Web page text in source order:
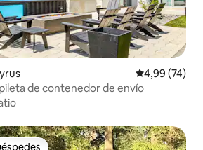
Calificación
4,99 (74)
de contenedor de envío